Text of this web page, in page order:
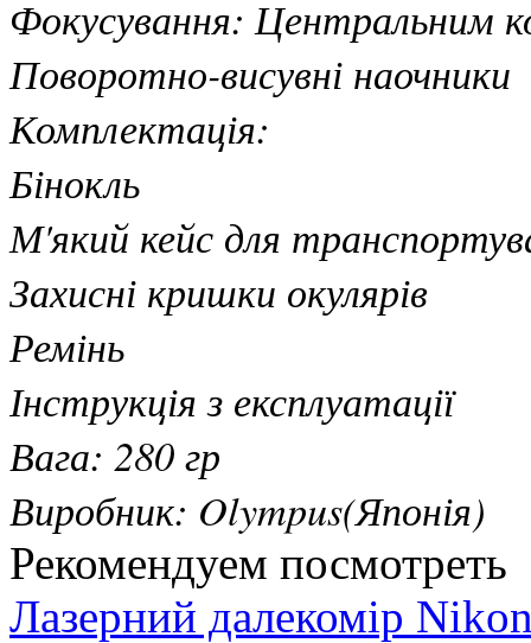
Фокусування: Центральним
Поворотно-висувні наочники
Комплектація:
Бінокль
М'який кейс для
Захисні кришки окулярів
Ремінь
Інструкція з експлуатації
Вага: 280 гр
Виробник: Olympus(Японія)
Рекомендуем посмотреть
Лазерний далекомір